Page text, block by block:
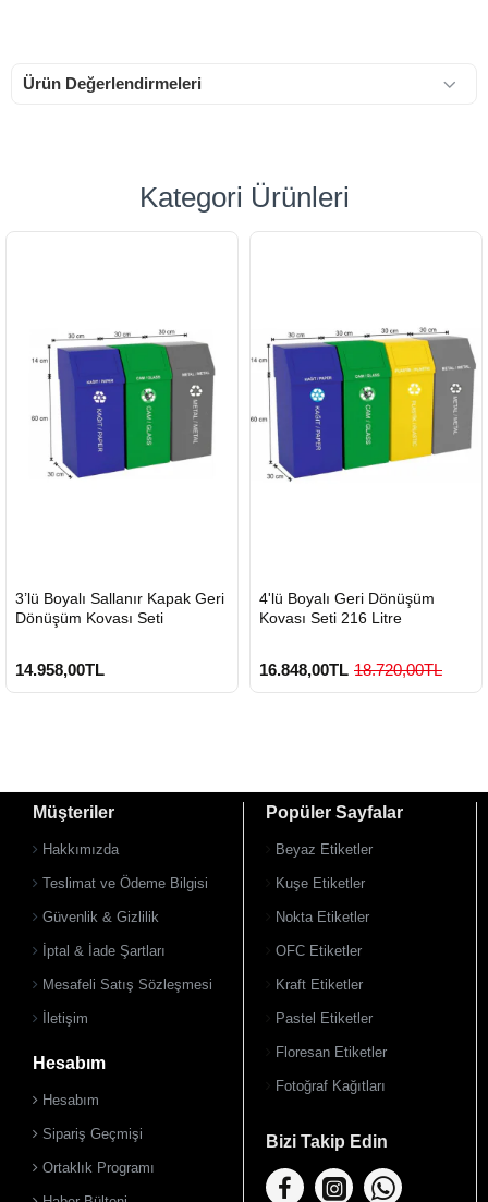
Ürün Değerlendirmeleri
Kategori Ürünleri
HIZLI
GÖNDERİ
3’lü Boyalı Sallanır Kapak Geri
Dönüşüm Kovası Seti
14.958,00TL
HIZLI
GÖNDERİ
4'lü Boyalı Geri Dönüşüm
Kovası Seti 216 Litre
16.848,00TL 18.720,00TL
Müşteriler
Hakkımızda
Teslimat ve Ödeme Bilgisi
Güvenlik & Gizlilik
İptal & İade Şartları
Mesafeli Satış Sözleşmesi
İletişim
Hesabım
Hesabım
Sipariş Geçmişi
Ortaklık Programı
Popüler Sayfalar
Beyaz Etiketler
Kuşe Etiketler
Nokta Etiketler
OFC Etiketler
Kraft Etiketler
Pastel Etiketler
Floresan Etiketler
Fotoğraf Kağıtları
Bizi Takip Edin